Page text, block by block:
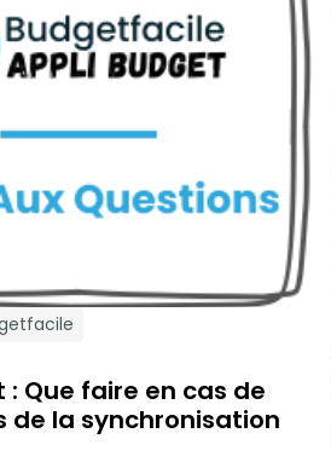
Que faire en cas de
de la synchronisation